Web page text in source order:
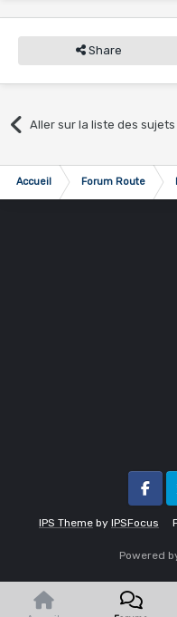
Share
Aller sur la liste des sujets
Accueil Forum Route
IPS Theme by IPSFocus
Facebook
Powered